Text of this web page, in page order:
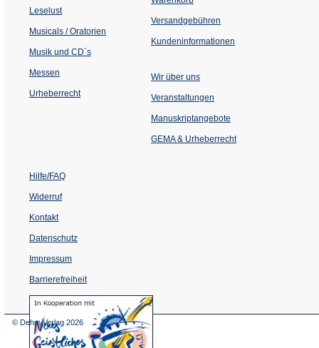
Leselust
Musicals / Oratorien
Musik und CD´s
Messen
Urheberrecht
Versandgebühren
Kundeninformationen
Wir über uns
Veranstaltungen
einem
Tab)
Manuskriptangebote
GEMA & Urheberrecht
Hilfe/FAQ
Widerruf
Kontakt
Datenschutz
Impressum
Barrierefreiheit
(Öffnet
in
© Dehm Verlag 2026